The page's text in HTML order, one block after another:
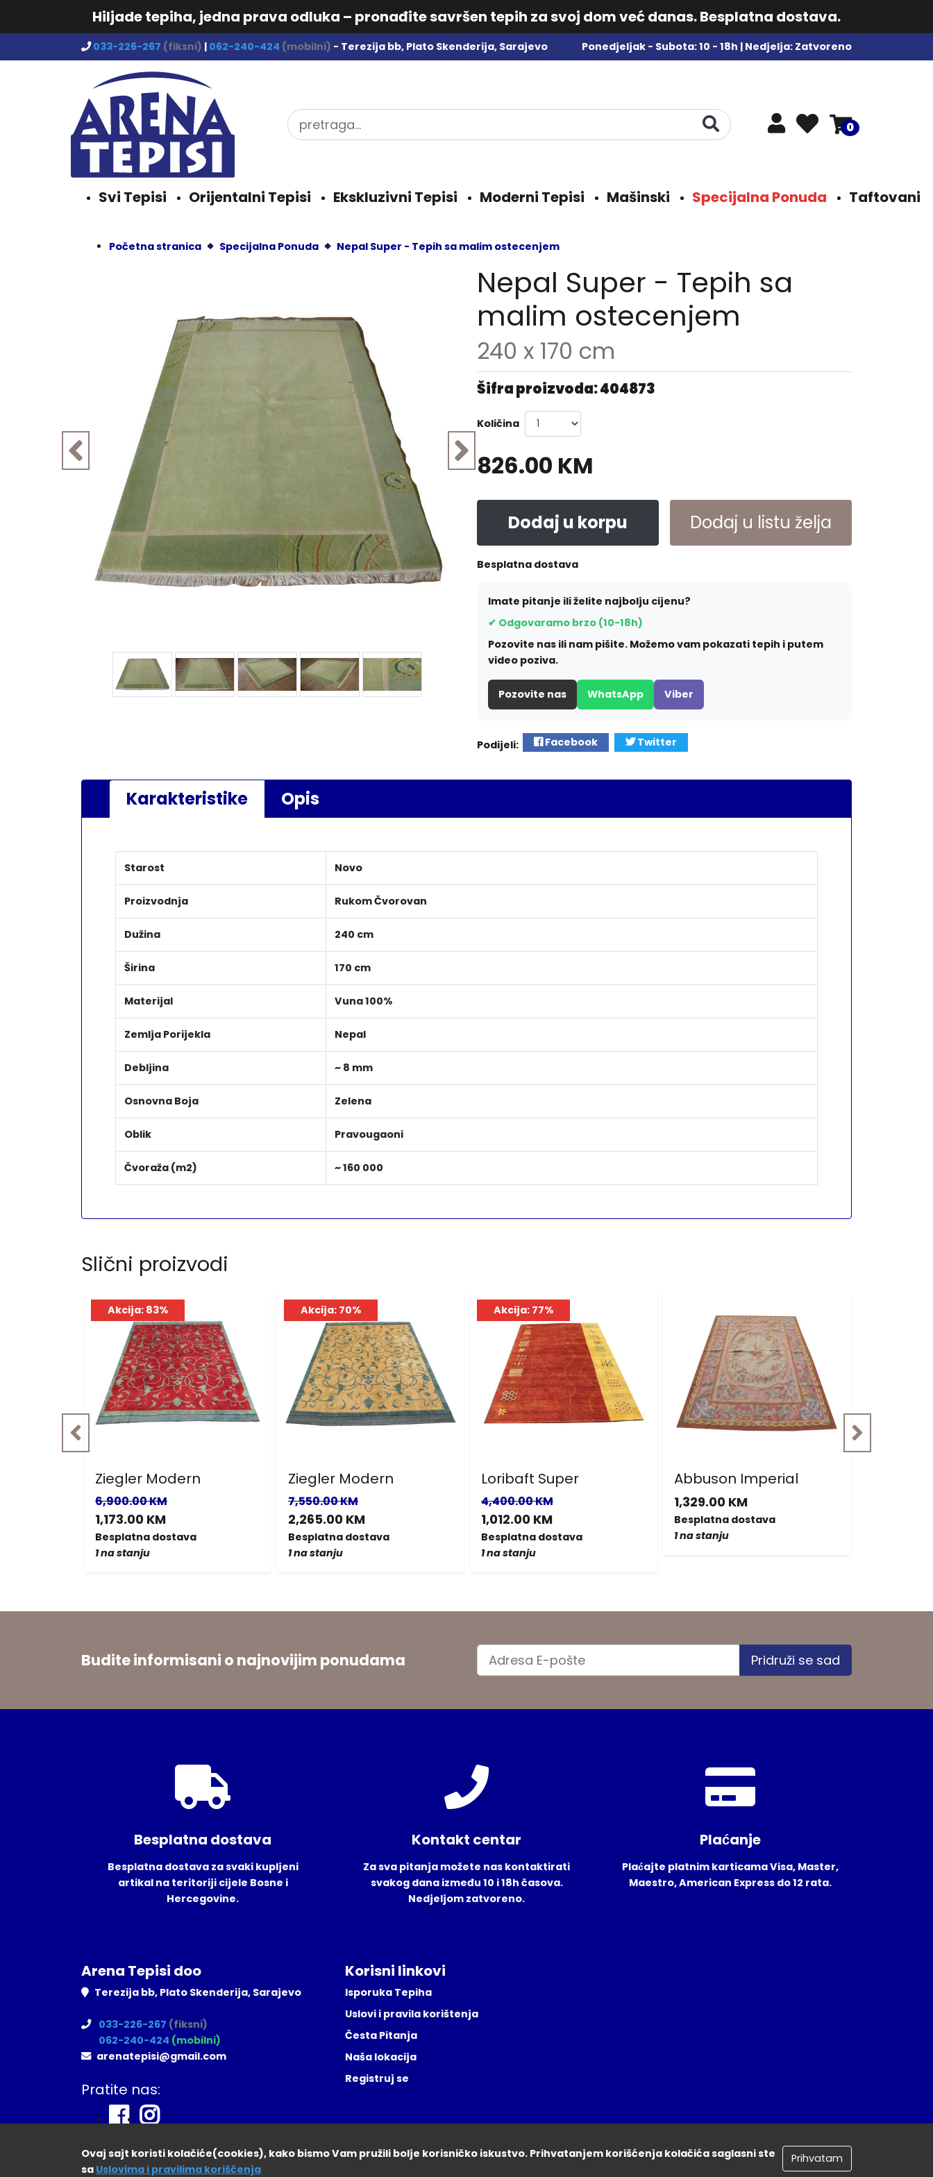
Hiljade tepiha, jedna prava odluka – pronađite savršen tepih za svoj dom već danas. Besplatna dostava.
033-226-267 (fiksni) | 062-240-424 (mobilni) - Terezija bb, Plato Skenderija, Sarajevo Ponedjeljak - Subota: 10 - 18h | Nedjelja: Zatvoreno
0
Svi Tepisi Orijentalni Tepisi Ekskluzivni Tepisi Moderni Tepisi Mašinski Specijalna Ponuda Taftovani
Početna stranica Specijalna Ponuda Nepal Super - Tepih sa malim ostecenjem
Nepal Super - Tepih sa
malim ostecenjem
240 x 170 cm
Šifra proizvoda: 404873
Količina
826.00 KM
Dodaj u korpu Dodaj u listu želja
Besplatna dostava
Imate pitanje ili želite najbolju cijenu?
✔ Odgovaramo brzo (10-18h)
Pozovite nas ili nam pišite. Možemo vam pokazati tepih i putem
video poziva.
Pozovite nas WhatsApp Viber
Podijeli: Facebook Twitter
Karakteristike Opis
Starost Novo
Proizvodnja Rukom Čvorovan
Dužina 240 cm
Širina 170 cm
Materijal Vuna 100%
Zemlja Porijekla Nepal
Debljina ~ 8 mm
Osnovna Boja Zelena
Oblik Pravougaoni
Čvoraža (m2) ~ 160 000
Slični proizvodi
Akcija: 83%
Ziegler Modern
6,900.00 KM
1,173.00 KM
Besplatna dostava
1 na stanju
Akcija: 70%
Ziegler Modern
7,550.00 KM
2,265.00 KM
Besplatna dostava
1 na stanju
Akcija: 77%
Loribaft Super
4,400.00 KM
1,012.00 KM
Besplatna dostava
1 na stanju
Abbuson Imperial
1,329.00 KM
Besplatna dostava
1 na stanju
Budite informisani o najnovijim ponudama Pridruži se sad
Besplatna dostava
Besplatna dostava za svaki kupljeni
artikal na teritoriji cijele Bosne i
Hercegovine.
Kontakt centar
Za sva pitanja možete nas kontaktirati
svakog dana između 10 i 18h časova.
Nedjeljom zatvoreno.
Plaćanje
Plaćajte platnim karticama Visa, Master,
Maestro, American Express do 12 rata.
Arena Tepisi doo
Terezija bb, Plato Skenderija, Sarajevo
033-226-267 (fiksni)
062-240-424 (mobilni)
arenatepisi@gmail.com
Pratite nas:
Korisni linkovi
Isporuka Tepiha
Uslovi i pravila korištenja
Česta Pitanja
Naša lokacija
Registruj se
Ovaj sajt koristi kolačiće(cookies), kako bismo Vam pružili bolje korisničko iskustvo. Prihvatanjem korišćenja kolačića saglasni ste
sa Uslovima i pravilima koriščenja
Prihvatam